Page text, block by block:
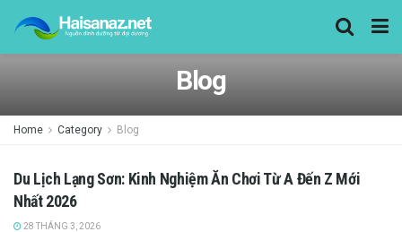
Blog
Home Category Blog
Du Lịch Lạng Sơn: Kinh Nghiệm Ăn Chơi Từ A Đến Z Mới
Nhất 2026
28 THÁNG 3, 2026